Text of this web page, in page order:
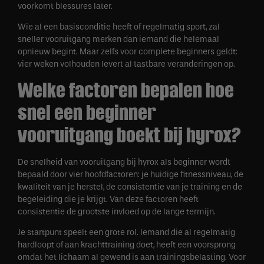
voorkomt blessures later.
Wie al een basisconditie heeft of regelmatig sport, zal
sneller vooruitgang merken dan iemand die helemaal
opnieuw begint. Maar zelfs voor complete beginners geldt:
vier weken volhouden levert al tastbare veranderingen op.
Welke factoren bepalen hoe
snel een beginner
vooruitgang boekt bij hyrox?
De snelheid van vooruitgang bij hyrox als beginner wordt
bepaald door vier hoofdfactoren: je huidige fitnessniveau, de
kwaliteit van je herstel, de consistentie van je training en de
begeleiding die je krijgt. Van deze factoren heeft
consistentie de grootste invloed op de lange termijn.
Je startpunt speelt een grote rol. Iemand die al regelmatig
hardloopt of aan krachttraining doet, heeft een voorsprong
omdat het lichaam al gewend is aan trainingsbelasting. Voor